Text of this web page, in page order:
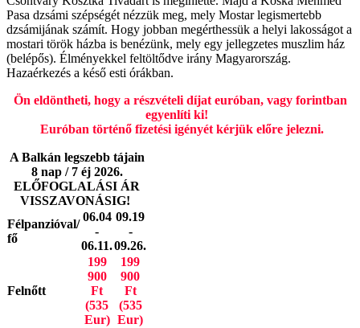
Pasa dzsámi szépségét nézzük meg, mely Mostar legismertebb
dzsámijának számít. Hogy jobban megérthessük a helyi lakosságot a
mostari török házba is benézünk, mely egy jellegzetes muszlim ház
(belépős). Élményekkel feltöltődve irány Magyarország.
Hazaérkezés a késő esti órákban.
Ön eldöntheti, hogy a részvételi díjat euróban, vagy forintban
egyenlíti ki!
Euróban történő fizetési igényét kérjük előre jelezni.
A Balkán legszebb tájain
8 nap / 7 éj 2026.
ELŐFOGLALÁSI ÁR
VISSZAVONÁSIG!
Félpanzióval/
fő
06.04
-
06.11.
09.19
-
09.26.
Felnőtt
199
900
Ft
(535
Eur)
199
900
Ft
(535
Eur)